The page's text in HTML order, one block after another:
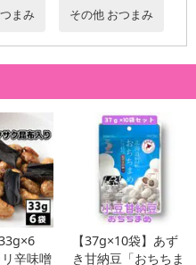
・原材料の表記が旧表記の場
交換は対応いたしかねます。
ます。
（auかんたん決済）、ソフトバ
ペイ、AEON Pay、Amazon
部サイトへ遷移します。
た決済期限日にお支払いを完
ただいたうえでお申し込みくだ
まみ その他 おつまみ
辛味噌
【37g×10袋】あず
き甘納豆「おちちま